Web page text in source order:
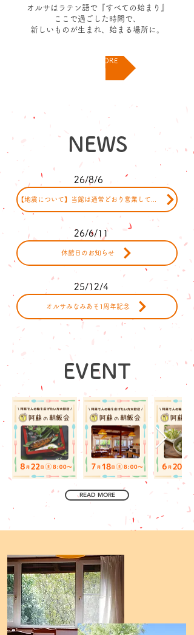
オルサはラテン語で『すべての始まり』
ここで過ごした時間で、
新しいものが生まれ、始まる場所に。
READ MORE
NEWS
26/8/6
26/6/11
休館日のお知らせ
25/12/4
オルサみなみあそ1周年記念
EVENT
READ MORE